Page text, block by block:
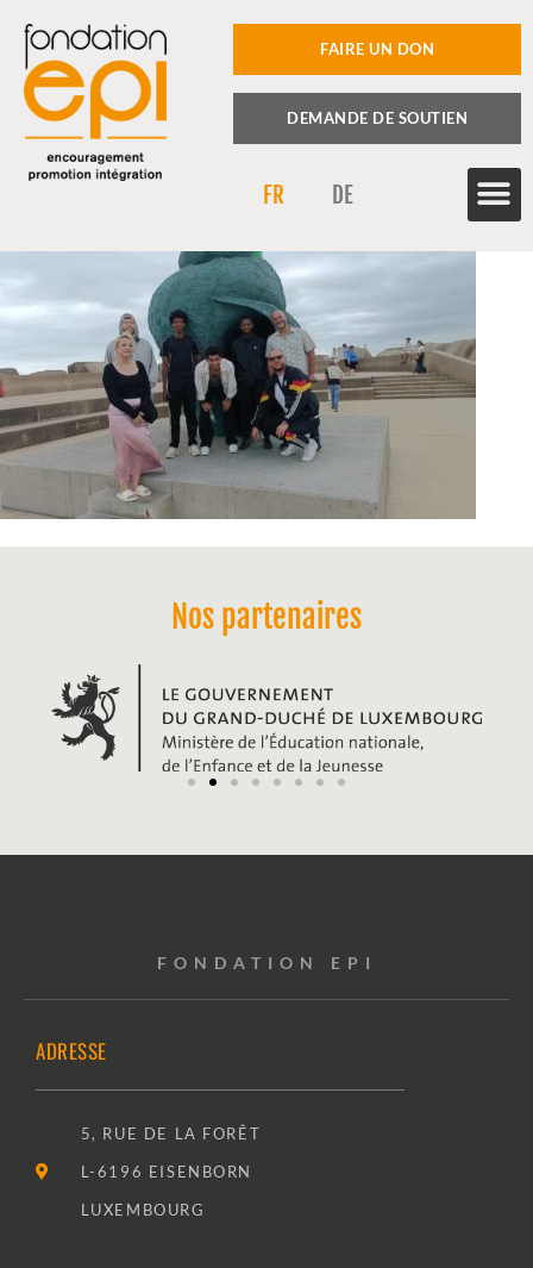
FAIRE UN DON
DEMANDE DE SOUTIEN
FR DE
Nos partenaires
FONDATION EPI
ADRESSE
5, RUE DE LA FORÊT
L-6196 EISENBORN
LUXEMBOURG